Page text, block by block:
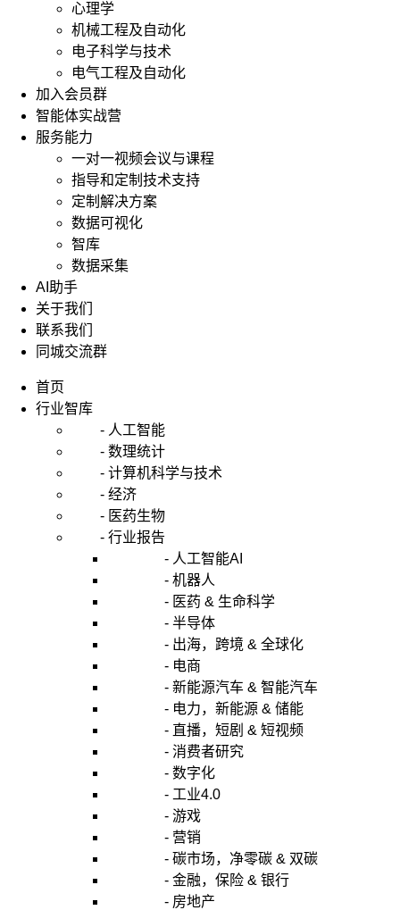
心理学
机械工程及自动化
电子科学与技术
电气工程及自动化
加入会员群
智能体实战营
服务能力
一对一视频会议与课程
指导和定制技术支持
定制解决方案
数据可视化
智库
数据采集
AI助手
关于我们
联系我们
同城交流群
首页
行业智库
- 人工智能
- 数理统计
- 计算机科学与技术
- 经济
- 医药生物
- 行业报告
- 人工智能AI
- 机器人
- 医药 & 生命科学
- 半导体
- 出海，跨境 & 全球化
- 电商
- 新能源汽车 & 智能汽车
- 电力，新能源 & 储能
- 直播，短剧 & 短视频
- 消费者研究
- 数字化
- 工业4.0
- 游戏
- 营销
- 碳市场，净零碳 & 双碳
- 金融，保险 & 银行
- 房地产